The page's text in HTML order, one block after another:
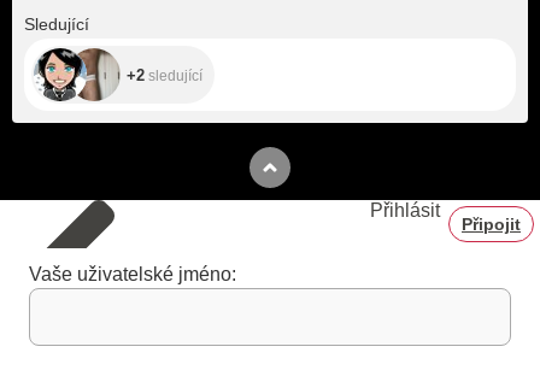
Sledující
+2 sledující
Přihlásit
Připojit
Vaše uživatelské jméno: